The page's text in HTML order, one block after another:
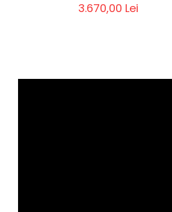
3.670,00 Lei